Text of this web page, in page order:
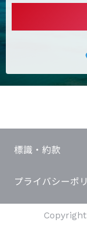
標識・約款
プライバシーポ